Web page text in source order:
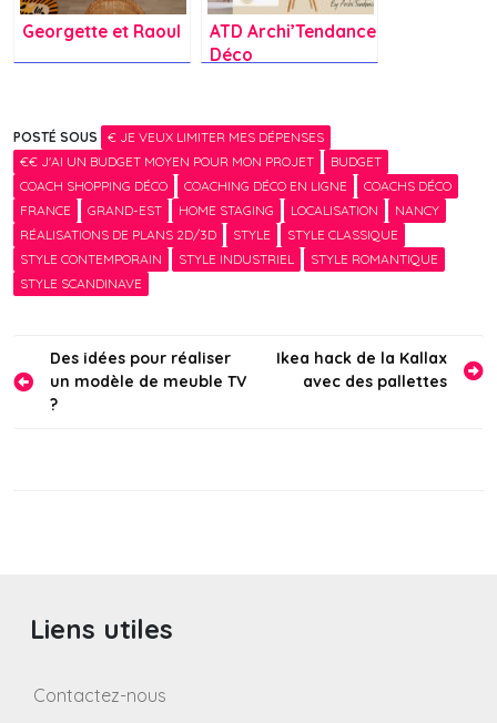
Georgette et Raoul
ATD Archi’Tendance
Déco
POSTÉ SOUS
€ JE VEUX LIMITER MES DÉPENSES
€€ J'AI UN BUDGET MOYEN POUR MON PROJET
BUDGET
COACH SHOPPING DÉCO
COACHING DÉCO EN LIGNE
COACHS DÉCO
FRANCE
GRAND-EST HOME STAGING LOCALISATION
NANCY
RÉALISATIONS DE PLANS 2D/3D
STYLE
STYLE CLASSIQUE
STYLE CONTEMPORAIN
STYLE INDUSTRIEL
STYLE ROMANTIQUE
STYLE SCANDINAVE
Navigation
de
Des idées pour réaliser
un modèle de meuble TV
?
Ikea hack de la Kallax
avec des pallettes
Liens utiles
Contactez-nous